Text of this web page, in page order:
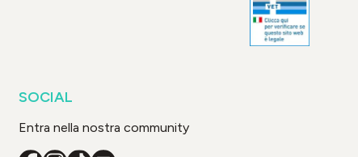
SOCIAL
Entra nella nostra community